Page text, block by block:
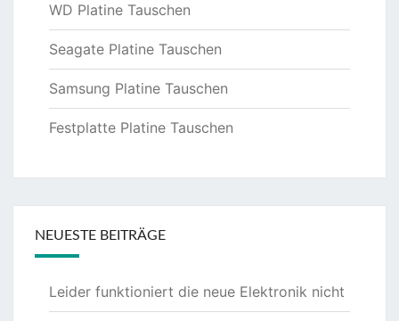
WD Platine Tauschen
Seagate Platine Tauschen
Samsung Platine Tauschen
Festplatte Platine Tauschen
NEUESTE BEITRÄGE
Leider funktioniert die neue Elektronik nicht